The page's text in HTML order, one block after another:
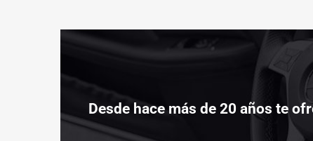
Desde hace más de 20 años te